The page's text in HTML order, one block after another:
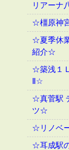
リアーナ
☆橿原神
☆夏季休
紹介☆
☆築浅１
Ⅱ☆
☆真菅駅
ツ☆
☆リノベ
☆耳成駅